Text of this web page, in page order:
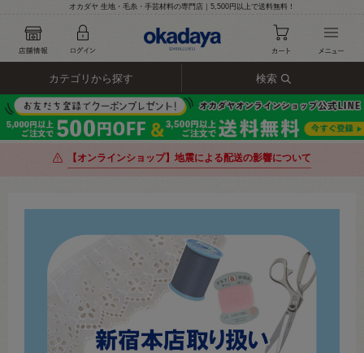
オカダヤ 生地・毛糸・手芸材料の専門店｜5,500円以上で送料無料！
カテゴリから探す 検索
【オンラインショップ】地震による配送の影響について